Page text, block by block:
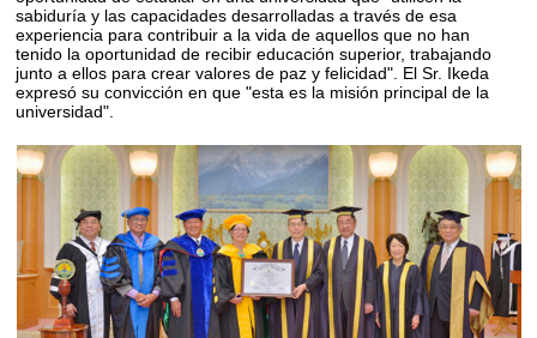
sabiduría y las capacidades desarrolladas a través de esa
experiencia para contribuir a la vida de aquellos que no han
tenido la oportunidad de recibir educación superior, trabajando
junto a ellos para crear valores de paz y felicidad". El Sr. Ikeda
expresó su convicción en que "esta es la misión principal de la
universidad".